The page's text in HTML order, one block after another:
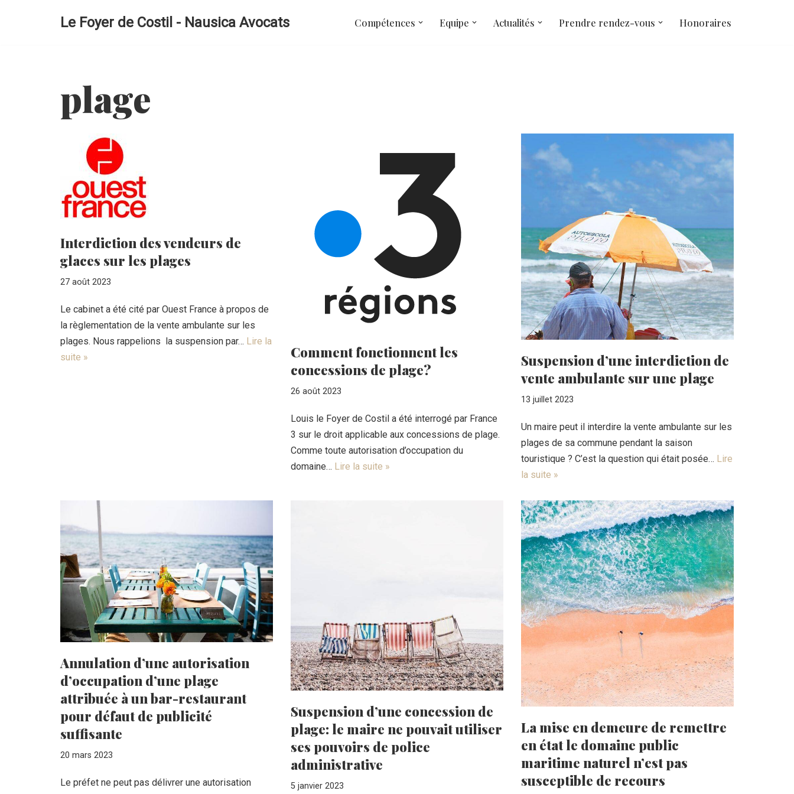
Le Foyer de Costil - Nausica Avocats Compétences Equipe Actualités Prendre rendez-vous Honoraires
plage
Interdiction des vendeurs de
glaces sur les plages
27 août 2023
Le cabinet a été cité par Ouest France à propos de
la règlementation de la vente ambulante sur les
plages. Nous rappelions la suspension par… Lire la
suite »
Comment fonctionnent les
concessions de plage?
26 août 2023
Louis le Foyer de Costil a été interrogé par France
3 sur le droit applicable aux concessions de plage.
Comme toute autorisation d’occupation du
domaine… Lire la suite »
Suspension d’une interdiction de
vente ambulante sur une plage
13 juillet 2023
Un maire peut il interdire la vente ambulante sur les
plages de sa commune pendant la saison
touristique ? C’est la question qui était posée… Lire
la suite »
Annulation d’une autorisation
d’occupation d’une plage
attribuée à un bar-restaurant
pour défaut de publicité
suffisante
20 mars 2023
Le préfet ne peut pas délivrer une autorisation
Suspension d’une concession de
plage: le maire ne pouvait utiliser
ses pouvoirs de police
administrative
5 janvier 2023
La mise en demeure de remettre
en état le domaine public
maritime naturel n’est pas
susceptible de recours